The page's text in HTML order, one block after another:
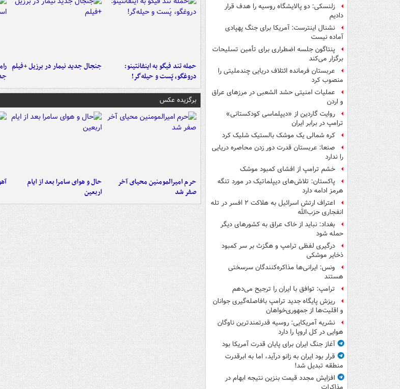
زلنسکی: دو پالایشگاه روسیه را هدف قرار
دادیم
نشنال اینترست: آمریکا برای جنگ پهپادی
آماده نیست
پنتاگون جلسه اضطراری برای تأمین تسلیحات
برگزار می‌کند
عربستان فرمانده ائتلاف دریایی چندملیتی را
منصوب کرد
عملیات امنیتی حشد الشعبی در مرزهای عراق
و اردن
روایت گاردین از «دیپلماسی کودکستانی»
ترامپ در برابر ایران
کره شمالی یک موشک بالستیک شلیک کرد
صنعا: عربستان قدرت دور زدن محاصره دریایی
را ندارد
خشم ترامپ از افشای کمبود موشک
پاکستان: تلاش‌های دیپلماتیک در مورد تنگه
هرمز ادامه دارد
اعتراف ارتش اسرائیل به هلاکت ۲ افسر در تله
انفجاری حزب‌الله
بغداد: نباید از خاک عراق به کشورهای دیگر
حمله شود
درگیری لفظی ترامپ و هگزث بر سر کمبود
ذخایر موشکی
ونس: ایرانی‌ها مذاکره‌کنندگان سرسختی
هستند
ترامپ: توافق با ایران را ترجیح می‌دهم
ریزش پایگاه جدید ترامپ بافاصله‌گیری جوانان
و اقلیت‌ها از جمهوری‌خواهان
نشریه آمریکایی: روسیه قدرتمندترین ناوگان
هوایی در کل اروپا را دارد
آغاز جنگ ایران برای پایان قدرت آمریکا بود
قرار بود ایران به زانو درآید، اما به ابرقدرت
منطقه تبدیل شد!
افزایش مجدد قیمت بنزین نتیجه ابهام در
حمله تند فیگو به اینفانتینو:
دروغگو، پَست‌ و حیله‌گر!
جنجال جدید نیمار در برزیل +فیلم
برگزیده عکس
حرم امیرالمومنین محیای آخر
صفر شد
حال و هوای سامرا بعد از ایام
اربعین